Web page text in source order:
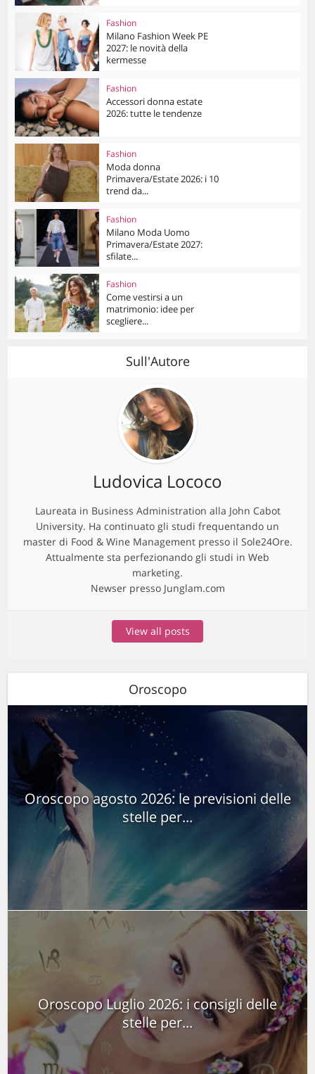
Fashion
Milano Fashion Week PE
2027: le novità della
kermesse
Fashion
Accessori donna estate
2026: tutte le tendenze
Fashion
Moda donna
Primavera/Estate 2026: i 10
trend da...
Fashion
Milano Moda Uomo
Primavera/Estate 2027:
sfilate...
Fashion
Come vestirsi a un
matrimonio: idee per
scegliere...
Sull'Autore
Ludovica Lococo
Laureata in Business Administration alla John Cabot
University. Ha continuato gli studi frequentando un
master di Food & Wine Management presso il Sole24Ore.
Attualmente sta perfezionando gli studi in Web
marketing.
Newser presso Junglam.com
View all posts
Oroscopo
Oroscopo agosto 2026: le previsioni delle
stelle per...
Oroscopo Luglio 2026: i consigli delle
stelle per...